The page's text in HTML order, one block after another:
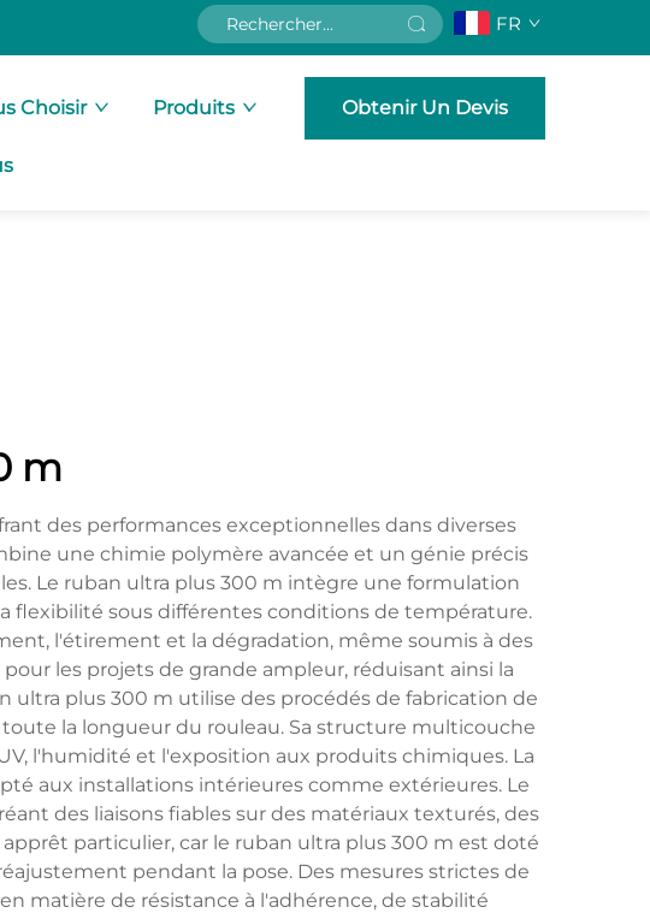
FR
Choisir Produits Obtenir Un Devis
m
des performances exceptionnelles dans diverses
une chimie polymère avancée et un génie précis
Le ruban ultra plus 300 m intègre une formulation
flexibilité sous différentes conditions de température.
l'étirement et la dégradation, même soumis à des
les projets de grande ampleur, réduisant ainsi la
plus 300 m utilise des procédés de fabrication de
la longueur du rouleau. Sa structure multicouche
l'humidité et l'exposition aux produits chimiques. La
aux installations intérieures comme extérieures. Le
des liaisons fiables sur des matériaux texturés, des
particulier, car le ruban ultra plus 300 m est doté
pendant la pose. Des mesures strictes de
matière de résistance à l'adhérence, de stabilité